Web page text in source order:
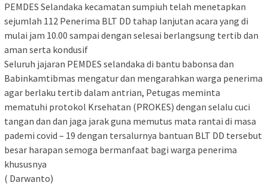
PEMDES Selandaka kecamatan sumpiuh telah menetapkan
sejumlah 112 Penerima BLT DD tahap lanjutan acara yang di
mulai jam 10.00 sampai dengan selesai berlangsung tertib dan
aman serta kondusif
Seluruh jajaran PEMDES selandaka di bantu babonsa dan
Babinkamtibmas mengatur dan mengarahkan warga penerima
agar berlaku tertib dalam antrian, Petugas meminta
mematuhi protokol Krsehatan (PROKES) dengan selalu cuci
tangan dan dan jaga jarak guna memutus mata rantai di masa
pademi covid – 19 dengan tersalurnya bantuan BLT DD tersebut
besar harapan semoga bermanfaat bagi warga penerima
khususnya
( Darwanto)